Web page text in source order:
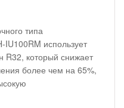
типа
использует
R32, который снижает
более чем на 65%,